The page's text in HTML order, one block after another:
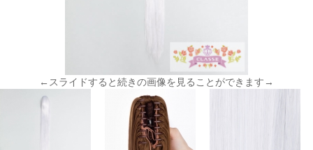
←スライドすると続きの画像を見ることができます→